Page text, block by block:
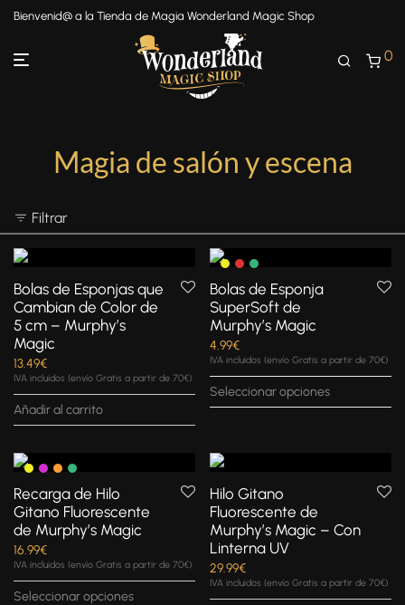
Bienvenid@ a la Tienda de Magia Wonderland Magic Shop
0
Magia de salón y escena
Filtrar
Bolas de Esponjas que
Cambian de Color de
5 cm – Murphy’s
Magic
13.49€
IVA incluidos (envío Gratis a partir de 70€)
Añadir al carrito
Bolas de Esponja
SuperSoft de
Murphy’s Magic
4.99€
IVA incluidos (envío Gratis a partir de 70€)
Seleccionar opciones
Recarga de Hilo
Gitano Fluorescente
de Murphy’s Magic
16.99€
IVA incluidos (envío Gratis a partir de 70€)
Seleccionar opciones
Hilo Gitano
Fluorescente de
Murphy’s Magic – Con
Linterna UV
29.99€
IVA incluidos (envío Gratis a partir de 70€)